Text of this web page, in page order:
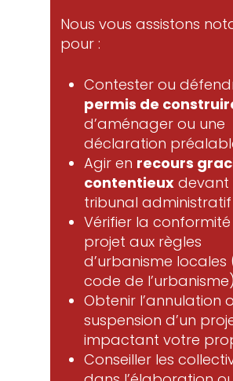
Nous vous assistons
pour :
Contester ou
permis de
d’aménager ou une
déclaration
Agir en recours
contentieux devant
tribunal administratif
Vérifier la conformité
projet aux règles
d’urbanisme locales
code de l’urbanisme)
Obtenir l’annulation
suspension d’un
impactant votre
Conseiller les